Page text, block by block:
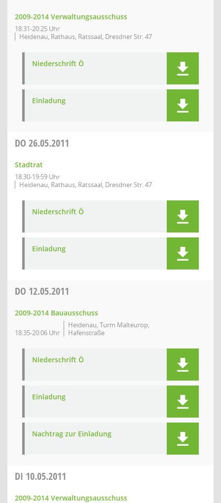
2009-2014 Verwaltungsausschuss
18:31-20:25 Uhr
Heidenau, Rathaus, Ratssaal, Dresdner Str. 47
Niederschrift Ö
Einladung
DO 26.05.2011
Stadtrat
18:30-19:59 Uhr
Heidenau, Rathaus, Ratssaal, Dresdner Str. 47
Niederschrift Ö
Einladung
DO 12.05.2011
2009-2014 Bauausschuss
18:35-20:06 Uhr
Heidenau, Turm Malteurop,
Hafenstraße
Niederschrift Ö
Einladung
Nachtrag zur Einladung
DI 10.05.2011
2009-2014 Verwaltungsausschuss